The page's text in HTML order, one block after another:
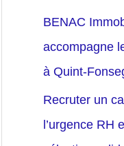
BENAC
accompagne
à Quint-
Recruter un
l’urgence RH